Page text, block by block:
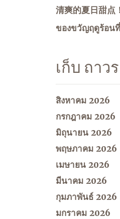
清爽的夏日甜点！
ของขวัญฤดูร้อน
เก็บ ถาวร
สิงหาคม 2026
กรกฎาคม 2026
มิถุนายน 2026
พฤษภาคม 2026
เมษายน 2026
มีนาคม 2026
กุมภาพันธ์ 2026
มกราคม 2026